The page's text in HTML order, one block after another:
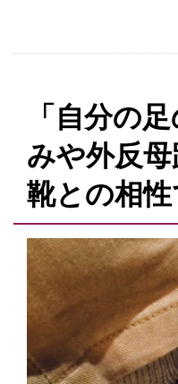
「自分の
みや外反
靴との相